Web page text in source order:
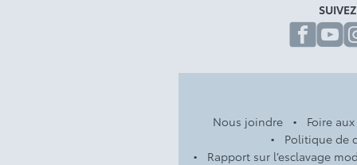
Nous joindre
Foire
Politique de
Rapport sur l’esclavage